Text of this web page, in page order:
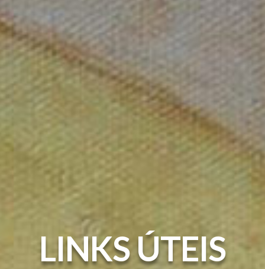
LINKS ÚTEIS